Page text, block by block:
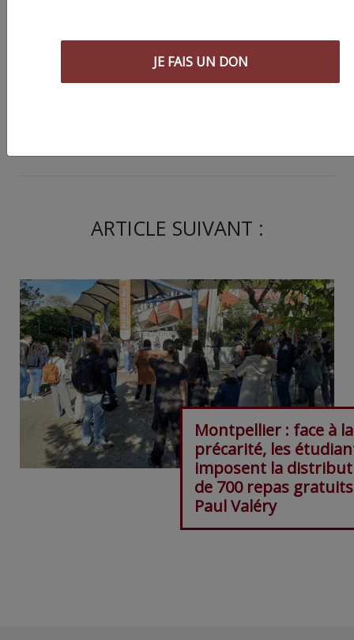
ARTICLE SUIVANT :
Montpellier : face à la
précarité, les
imposent la
de 700 repas
Paul Valéry
JE FAIS UN DON